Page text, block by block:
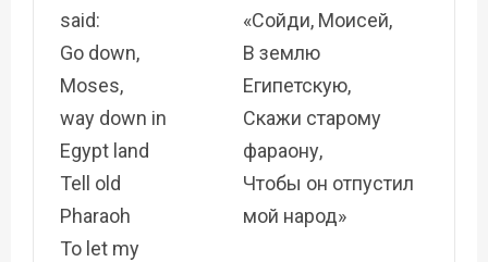
said:
Go down,
Moses,
way down in
Egypt land
Tell old
Pharaoh
To let my
«Сойди, Моисей,
В землю
Египетскую,
Скажи старому
фараону,
Чтобы он отпустил
мой народ»